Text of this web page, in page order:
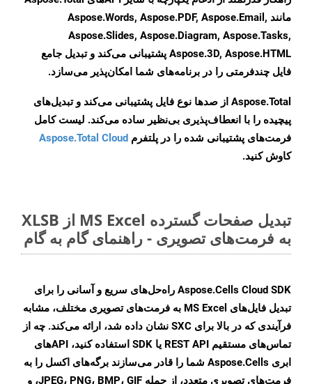
مانند Aspose.Words, Aspose.PDF, Aspose.Email,
Aspose.Slides, Aspose.Diagram, Aspose.Tasks,
Aspose.3D, Aspose.HTML پشتیبانی می‌کند و تبدیل جامع
فایل چندفرمتی را در برنامه‌های شما امکان‌پذیر می‌سازد.
Aspose.Total از صدها نوع فایل پشتیبانی می‌کند و تبدیل‌های
پیچیده را با انعطاف‌پذیری بی‌نظیر ساده می‌کند. لیست کامل
فرمت‌های پشتیبانی شده را در پلتفرم Aspose.Total Cloud
کاوش کنید.
تبدیل صفحات گسترده MS Excel از XLSB
به فرمت‌های تصویری - راهنمای گام به گام
Aspose.Cells Cloud SDK راه‌حل‌های سریع و آسانی را برای
تبدیل فایل‌های MS Excel به فرمت‌های تصویری مختلف، مشابه
فرآیندی که در بالا برای SXC نشان داده شد، ارائه می‌کند. چه از
تماس‌های مستقیم REST API یا SDK استفاده کنید، APIهای
ابری Aspose.Cells شما را قادر می‌سازند برگه‌های اکسل را به
فرمت‌های تصویری متعدد، از جمله JPEG، PNG، BMP، GIF، و